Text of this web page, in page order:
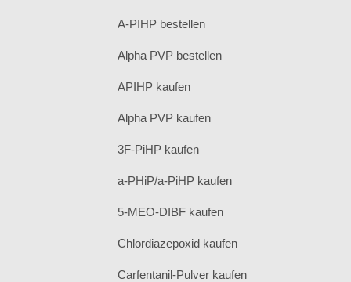
A-PIHP bestellen
Alpha PVP bestellen
APIHP kaufen
Alpha PVP kaufen
3F-PiHP kaufen
a-PHiP/a-PiHP kaufen
5-MEO-DIBF kaufen
Chlordiazepoxid kaufen
Carfentanil-Pulver kaufen